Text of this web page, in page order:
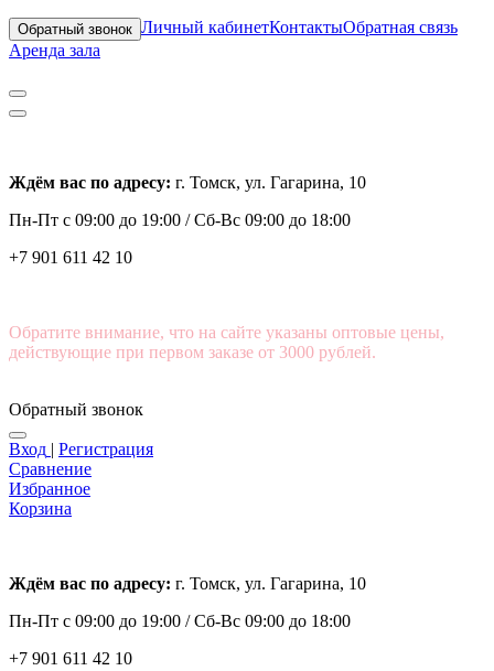
Обратный звонок Личный кабинетКонтактыОбратная связь
Аренда зала
Ждём вас по адресу: г. Томск, ул. Гагарина, 10
Пн-Пт с 09:00 до 19:00 /Сб-Вс 09:00 до 18:00
+7 901 611 42 10
Обратите внимание, что на сайте указаны оптовые цены,
действующие при первом заказе от 3000 рублей.
Обратный звонок
Вход | Регистрация
Сравнение
Избранное
Корзина
Ждём вас по адресу: г. Томск, ул. Гагарина, 10
Пн-Пт с 09:00 до 19:00 /Сб-Вс 09:00 до 18:00
+7 901 611 42 10